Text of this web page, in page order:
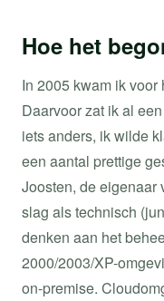
Hoe het
In 2005 kwam ik voor
Daarvoor zat ik al
iets anders, ik wilde
een aantal prettige
Joosten, de eigenaar
slag als technisch
denken aan het
2000/2003/XP-
on-premise.